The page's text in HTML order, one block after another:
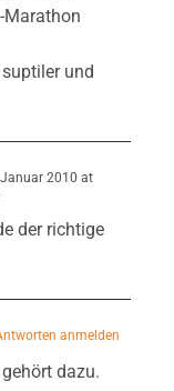
Marathon
und
2010 at
der richtige
anmelden
dazu.